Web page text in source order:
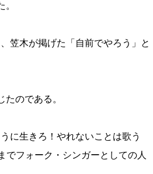
笠木が掲げた「自前でやろう」と
のである。
に生きろ！やれないことは歌う
フォーク・シンガーとしての人